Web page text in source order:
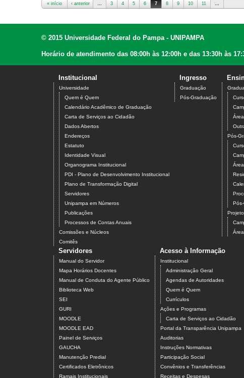
« início ‹ anterior … 3 4 5 6 7 8 9 10 11 …
© 2015 Universidade Federal do Pampa - UNIPAMPA
Horário de atendimento das 08:00h às 12:00h e das 13:30h às
Institucional
Universidade
Quem é Quem
Calendário Acadêmico de Graduação
Carta de Serviços ao Cidadão
Dados Abertos
Endereços
Estatuto
Identidade Visual
Organograma Institucional
PDI - Plano de Desenvolvimento Institucional
Plano de Transformação Digital
Servidores
Unipampa em Números
Publicações
Processos de Contas Anuais
Comissões e Núcleos
Comitês
Ingresso
Graduação
Pós-Graduação
Pós-
Servidores
Manual do Servidor
Mapa Horários Docentes
Manual de Conduta do Agente Público
Biblioteca Web
SEI
GURI
MOODLE
MOODLE EAD
Painel de Serviços
GAUCHA
Manutenção Predial
Certificados Eletrônicos
Ramais Institucionais
Acesso à Informação
Institucional
Administração Geral
Agendas de Autoridades
Quem é Quem
Currículos
Ações e Programas
Carta de Serviços ao Cidadão
Portal da Transparência Unipampa
Auditorias
Instruções Normativas
Participação Social
Convênios e Transferências
Receitas e Despesas